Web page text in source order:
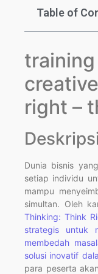
Table of
right –
Dunia bisnis
setiap individu
mampu
simultan. Oleh
Thinking: Think
strategis untuk
membedah
solusi inovatif
para peserta